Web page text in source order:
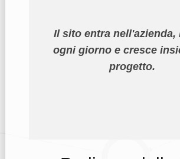
Il sito entra nell'azienda,
ogni giorno e cresce
progetto.